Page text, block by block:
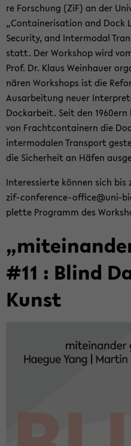
re For­schung (ZiF) an der
„Con­tai­ne­ri­sa­ti­on and Dock
Se­cu­ri­ty, and In­ter­mo­dal
statt. Der Work­shop wird
Prof. Dr. Klaus Wein­hau­er
nä­ren Work­shops ist die
Aus­ar­bei­tung neuer
Dock­ar­beit. Seit den
von Fracht­con­tai­nern die
in­ter­mo­da­len Trans­port
die Si­cher­heit an Häfen
In­ter­es­sier­te kön­nen sich bis
zif-​conference-office@uni-​
plet­te Pro­gramm des
#11 : Blind
Kunst